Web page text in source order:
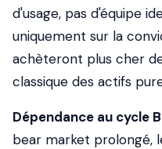
d'usage, pas d'équipe
uniquement sur la
achèteront plus cher
classique des actifs
Dépendance au cycle
bear market prolongé,